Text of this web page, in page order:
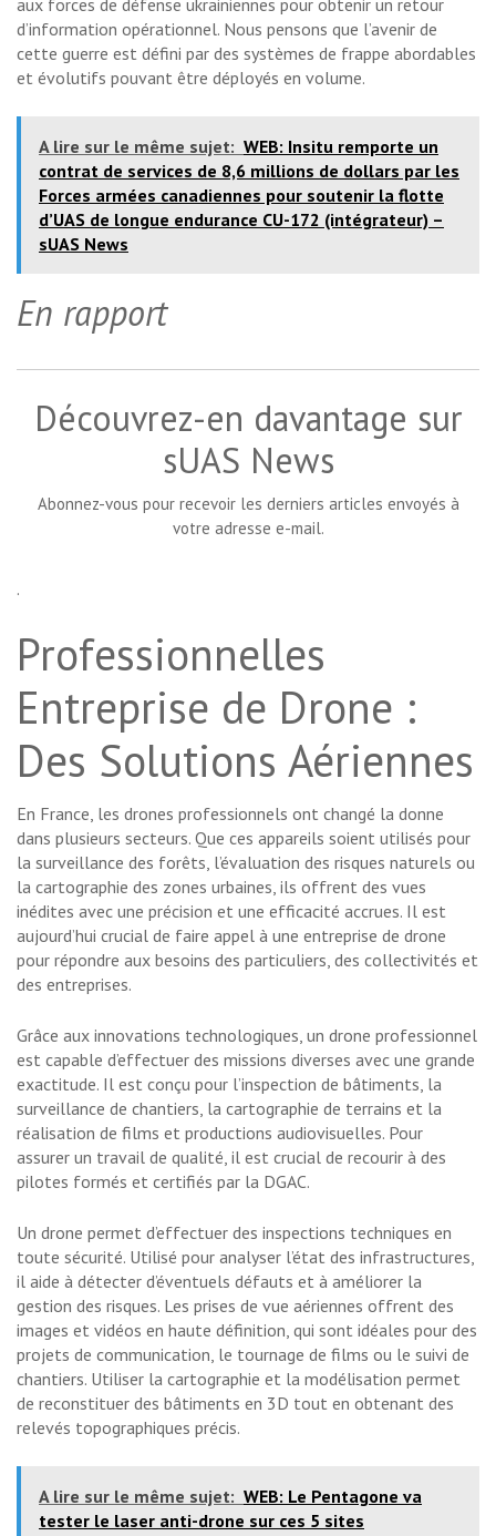
aux forces de défense ukrainiennes pour obtenir un retour
d’information opérationnel. Nous pensons que l’avenir de
cette guerre est défini par des systèmes de frappe abordables
et évolutifs pouvant être déployés en volume.
A lire sur le même sujet: WEB: Insitu remporte un
contrat de services de 8,6 millions de dollars par les
Forces armées canadiennes pour soutenir la flotte
d’UAS de longue endurance CU-172 (intégrateur) –
sUAS News
En rapport
Découvrez-en davantage sur
sUAS News
Abonnez-vous pour recevoir les derniers articles envoyés à
votre adresse e-mail.
.
Professionnelles
Entreprise de Drone :
Des Solutions Aériennes
En France, les drones professionnels ont changé la donne
dans plusieurs secteurs. Que ces appareils soient utilisés pour
la surveillance des forêts, l’évaluation des risques naturels ou
la cartographie des zones urbaines, ils offrent des vues
inédites avec une précision et une efficacité accrues. Il est
aujourd’hui crucial de faire appel à une entreprise de drone
pour répondre aux besoins des particuliers, des collectivités et
des entreprises.
Grâce aux innovations technologiques, un drone professionnel
est capable d’effectuer des missions diverses avec une grande
exactitude. Il est conçu pour l’inspection de bâtiments, la
surveillance de chantiers, la cartographie de terrains et la
réalisation de films et productions audiovisuelles. Pour
assurer un travail de qualité, il est crucial de recourir à des
pilotes formés et certifiés par la DGAC.
Un drone permet d’effectuer des inspections techniques en
toute sécurité. Utilisé pour analyser l’état des infrastructures,
il aide à détecter d’éventuels défauts et à améliorer la
gestion des risques. Les prises de vue aériennes offrent des
images et vidéos en haute définition, qui sont idéales pour des
projets de communication, le tournage de films ou le suivi de
chantiers. Utiliser la cartographie et la modélisation permet
de reconstituer des bâtiments en 3D tout en obtenant des
relevés topographiques précis.
A lire sur le même sujet: WEB: Le Pentagone va
tester le laser anti-drone sur ces 5 sites